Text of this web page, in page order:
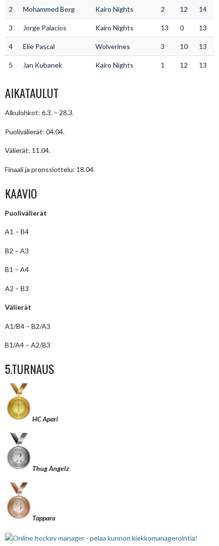
2 Mohammed Berg Kairo Nights 2 12 14
3 Jorge Palacios Kairo Nights 13 0 13
4 Elie Pascal Wolverines 3 10 13
5 Jan Kubanek Kairo Nights 1 12 13
AIKATAULUT
Alkulohkot: 6.3. – 28.3.
Puolivälierät: 04.04.
Välierät: 11.04.
Finaali ja pronssiottelu: 18.04.
KAAVIO
Puolivälierät
A1 – B4
B2 – A3
B1 – A4
A2 – B3
Välierät
A1/B4 – B2/A3
B1/A4 – A2/B3
5.TURNAUS
HC Apari
Thug Angelz
Tappara